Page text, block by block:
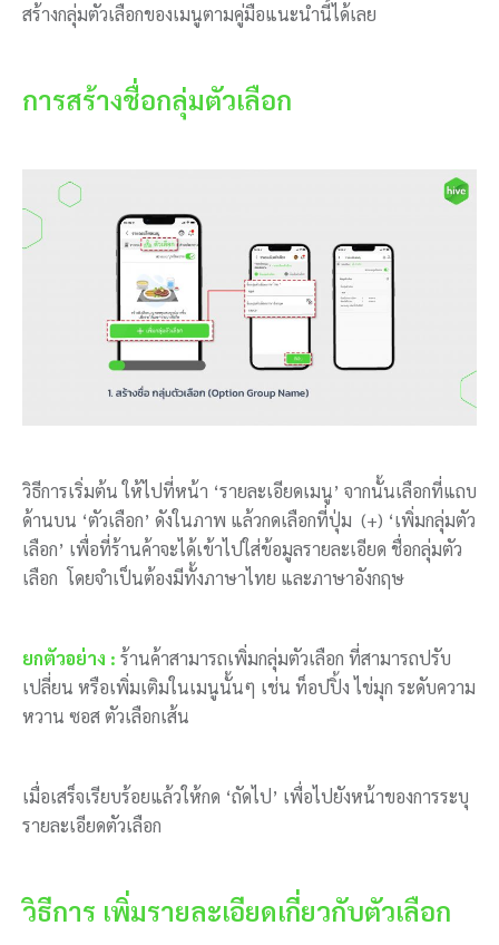
สร้างกลุ่มตัวเลือกของเมนูตามคู่มือแนะนำนี้ได้เลย
การสร้างชื่อกลุ่มตัวเลือก
วิธีการเริ่มต้น ให้ไปที่หน้า ‘รายละเอียดเมนู’ จากนั้นเลือกที่แถบ
ด้านบน ‘ตัวเลือก’ ดังในภาพ แล้วกดเลือกที่ปุ่ม (+) ‘เพิ่มกลุ่มตัว
เลือก’ เพื่อที่ร้านค้าจะได้เข้าไปใส่ข้อมูลรายละเอียด ชื่อกลุ่มตัว
เลือก โดยจำเป็นต้องมีทั้งภาษาไทย และภาษาอังกฤษ
ยกตัวอย่าง : ร้านค้าสามารถเพิ่มกลุ่มตัวเลือก ที่สามารถปรับ
เปลี่ยน หรือเพิ่มเติมในเมนูนั้นๆ เช่น ท็อปปิ้ง ไข่มุก ระดับความ
หวาน ซอส ตัวเลือกเส้น
เมื่อเสร็จเรียบร้อยแล้วให้กด ‘ถัดไป’ เพื่อไปยังหน้าของการระบุ
รายละเอียดตัวเลือก
วิธีการ เพิ่มรายละเอียดเกี่ยวกับตัวเลือก